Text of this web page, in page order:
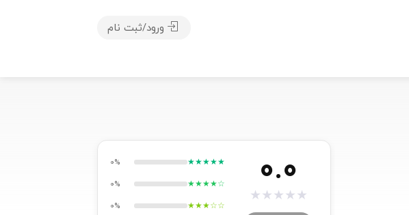
ورود/ثبت نام
0.0
★
★
★
★
★
★★★★★
0%
★★★★☆
0%
★★★☆☆
0%